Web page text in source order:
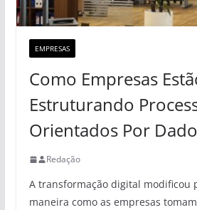
EMPRESAS
Como Empresas
Estruturando
Orientados Por
Redação
A transformação digital modificou
maneira como as empresas